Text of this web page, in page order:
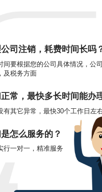
司注销，耗费时间长吗
间要根据您的公司具体情况，公
及税务方面
常，最快多长时间能办
有其它异常，最快30个工作日左
怎么服务的？
行一对一，精准服务